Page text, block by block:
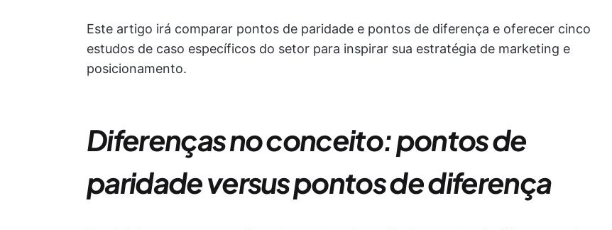
Este artigo irá comparar pontos de paridade e pontos de diferença e oferecer cinco
estudos de caso específicos do setor para inspirar sua estratégia de marketing e
posicionamento.
Diferenças no conceito: pontos de
paridade versus pontos de diferença